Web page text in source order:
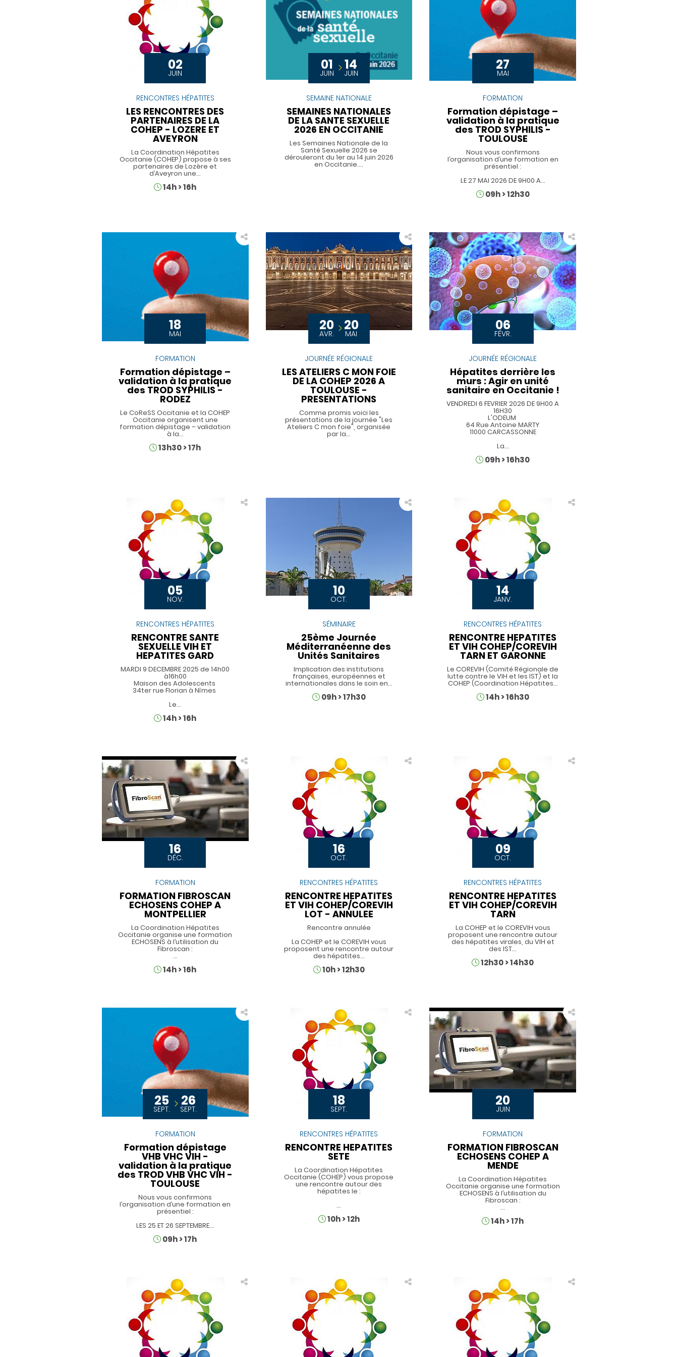
02
JUIN
RENCONTRES HÉPATITES
LES RENCONTRES DES
PARTENAIRES DE LA
COHEP - LOZERE ET
AVEYRON
La Coordination Hépatites
Occitanie (COHEP) propose à ses
partenaires de Lozère et
d’Aveyron une…
Horaires
14h>16h
01
JUIN
14
JUIN
SEMAINE NATIONALE
SEMAINES NATIONALES
DE LA SANTE SEXUELLE
2026 EN OCCITANIE
Les Semaines Nationale de la
Santé Sexuelle 2026 se
dérouleront du 1er au 14 juin 2026
en Occitanie.…
27
MAI
FORMATION
Formation dépistage –
validation à la pratique
des TROD SYPHILIS -
TOULOUSE
Nous vous confirmons
l’organisation d’une formation en
présentiel :
LE 27 MAI 2026 DE 9H00 A…
Horaires
09h>12h30
18
MAI
FORMATION
Formation dépistage –
validation à la pratique
des TROD SYPHILIS -
RODEZ
Le CoReSS Occitanie et la COHEP
Occitanie organisent une
formation dépistage – validation
à la…
Horaires
13h30>17h
20
AVR.
20
MAI
JOURNÉE RÉGIONALE
LES ATELIERS C MON FOIE
DE LA COHEP 2026 A
TOULOUSE -
PRESENTATIONS
Comme promis voici les
présentations de la journée "Les
Ateliers C mon foie", organisée
par la…
06
FÉVR.
JOURNÉE RÉGIONALE
Hépatites derrière les
murs : Agir en unité
sanitaire en Occitanie !
VENDREDI 6 FEVRIER 2026 DE 9H00 A
16H30
L'ODEUM
64 Rue Antoine MARTY
11000 CARCASSONNE
La…
Horaires
09h>16h30
05
NOV.
RENCONTRES HÉPATITES
RENCONTRE SANTE
SEXUELLE VIH ET
HEPATITES GARD
MARDI 9 DECEMBRE 2025 de 14h00
à16h00
Maison des Adolescents
34ter rue Florian à Nîmes
Le…
Horaires
14h>16h
10
OCT.
SÉMINAIRE
25ème Journée
Méditerranéenne des
Unités Sanitaires
Implication des institutions
françaises, européennes et
internationales dans le soin en…
Horaires
09h>17h30
14
JANV.
RENCONTRES HÉPATITES
RENCONTRE HEPATITES
ET VIH COHEP/COREVIH
TARN ET GARONNE
Le COREVIH (Comité Régionale de
lutte contre le VIH et les IST) et la
COHEP (Coordination Hépatites…
Horaires
14h>16h30
16
DÉC.
FORMATION
FORMATION FIBROSCAN
ECHOSENS COHEP A
MONTPELLIER
La Coordination Hépatites
Occitanie organise une formation
ECHOSENS à l’utilisation du
Fibroscan :
…
Horaires
14h>16h
16
OCT.
RENCONTRES HÉPATITES
RENCONTRE HEPATITES
ET VIH COHEP/COREVIH
LOT - ANNULEE
Rencontre annulée
La COHEP et le COREVIH vous
proposent une rencontre autour
des hépatites…
Horaires
10h>12h30
09
OCT.
RENCONTRES HÉPATITES
RENCONTRE HEPATITES
ET VIH COHEP/COREVIH
TARN
La COHEP et le COREVIH vous
proposent une rencontre autour
des hépatites virales, du VIH et
des IST…
Horaires
12h30>14h30
25
SEPT.
26
SEPT.
FORMATION
Formation dépistage
VHB VHC VIH -
validation à la pratique
des TROD VHB VHC VIH -
TOULOUSE
Nous vous confirmons
l’organisation d’une formation en
présentiel :
LES 25 ET 26 SEPTEMBRE…
Horaires
09h>17h
18
SEPT.
RENCONTRES HÉPATITES
RENCONTRE HEPATITES
SETE
La Coordination Hépatites
Occitanie (COHEP) vous propose
une rencontre autour des
hépatites le :
…
Horaires
10h>12h
20
JUIN
FORMATION
FORMATION FIBROSCAN
ECHOSENS COHEP A
MENDE
La Coordination Hépatites
Occitanie organise une formation
ECHOSENS à l’utilisation du
Fibroscan :
…
Horaires
14h>17h